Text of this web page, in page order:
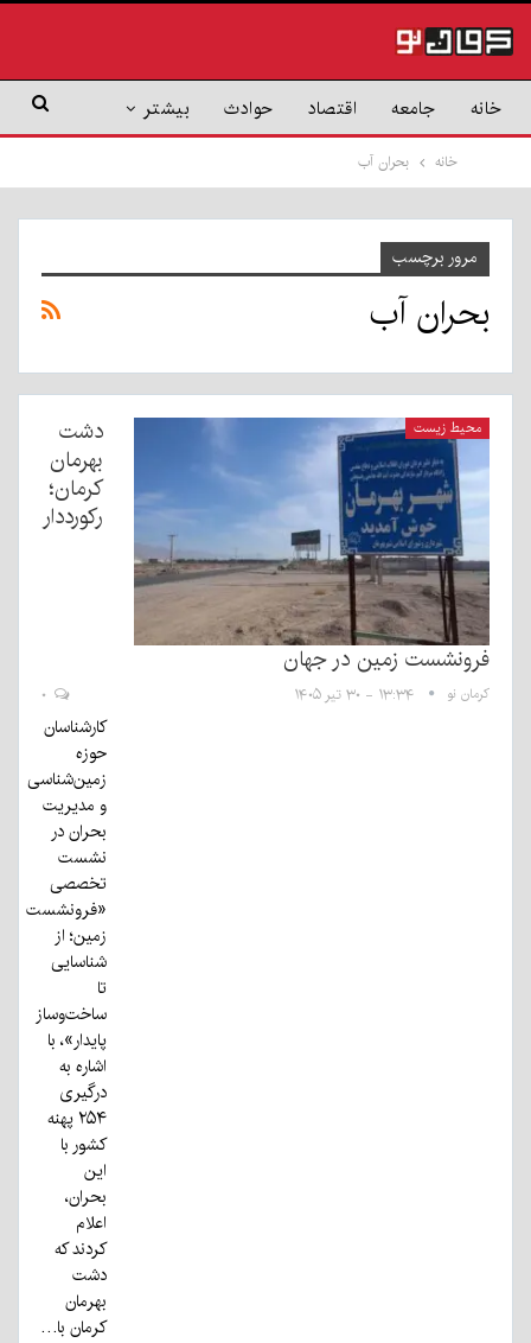
خانه جامعه اقتصاد حوادث بیشتر
خانه بحران آب
مرور برچسب
بحران آب
محیط زیست
دشت
بهرمان
کرمان؛
رکورددار
فرونشست زمین در جهان
کرمان نو ۱۳:۳۴ - ۳۰ تیر ۱۴۰۵
کارشناسان
حوزه
زمین‌شناسی
و مدیریت
بحران در
نشست
تخصصی
«فرونشست
زمین؛ از
شناسایی
تا
ساخت‌وساز
پایدار»، با
اشاره به
درگیری
۲۵۴ پهنه
کشور با
این
بحران،
اعلام
کردند که
دشت
بهرمان
کرمان با…